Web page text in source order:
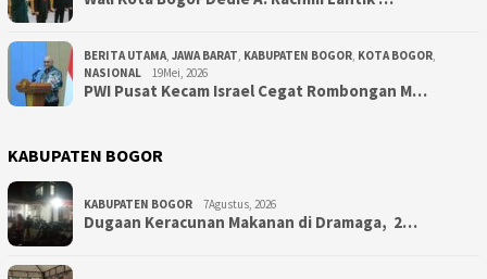
BERITA UTAMA, JAWA BARAT, KABUPATEN BOGOR, KOTA BOGOR,
NASIONAL
19Mei, 2026
PWI Pusat Kecam Israel Cegat Rombongan M…
KABUPATEN BOGOR
KABUPATEN BOGOR 7Agustus, 2026
‎Dugaan Keracunan Makanan di Dramaga, 2…